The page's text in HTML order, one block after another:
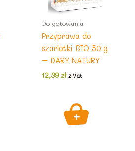
Do gotowania
Przyprawa do
szarlotki BIO 50 g
– DARY NATURY
12,39zł z Vat